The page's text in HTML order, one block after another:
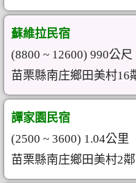
蘇維拉民宿
(8800 ~ 12600) 990公尺
苗栗縣南庄鄉田美村16
譚家園民宿
(2500 ~ 3600) 1.04公里
苗栗縣南庄鄉田美村2